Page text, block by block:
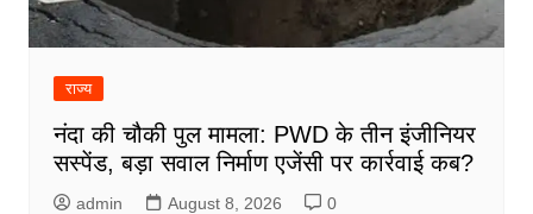
राज्य
नंदा की चौकी पुल मामला: PWD के तीन इंजीनियर
सस्पेंड, बड़ा सवाल निर्माण एजेंसी पर कार्रवाई कब?
admin August 8, 2026 0